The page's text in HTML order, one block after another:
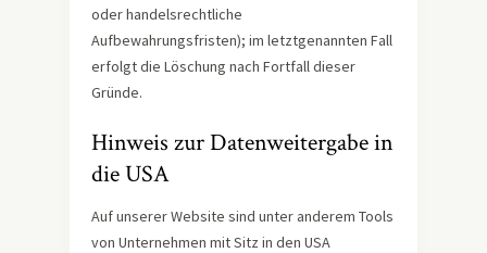
oder handelsrechtliche
Aufbewahrungsfristen); im letztgenannten Fall
erfolgt die Löschung nach Fortfall dieser
Gründe.
Hinweis zur Datenweitergabe in
die USA
Auf unserer Website sind unter anderem Tools
von Unternehmen mit Sitz in den USA